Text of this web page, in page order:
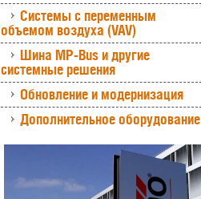
Системы с переменным
объемом воздуха (VAV)
Шина MP-Bus и другие
системные решения
Обновление и модернизация
Дополнительное оборудование